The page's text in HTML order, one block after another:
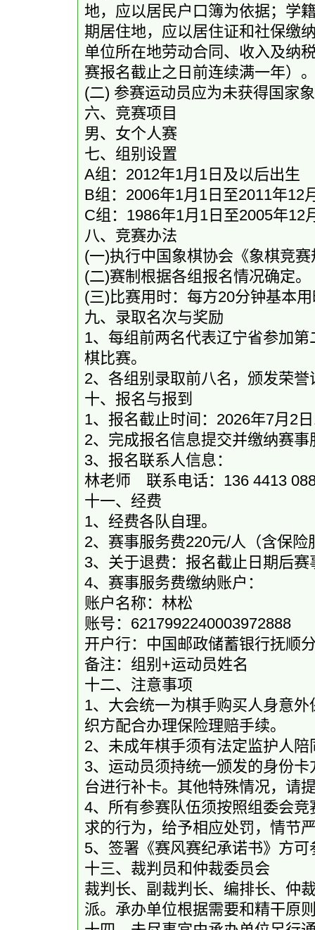
地，应以居民户口簿为依据；学
期居住地，应以居住证和社保缴
单位所在地劳动合同、收入及纳
赛报名截止之日前连续满一年）
(二) 参赛运动员应为未获得国家
六、竞赛项目
男、女个人赛
七、组别设置
A组：2012年1月1日及以后出生
B组：2006年1月1日至2011年12
C组：1986年1月1日至2005年12
八、竞赛办法
(一)执行中国象棋协会《象棋竞
(二)赛制根据各组报名情况确定。
(三)比赛用时：每方20分钟基本
九、录取名次与奖励
1、每组前两名代表辽宁省参加
棋比赛。
2、各组别录取前八名，颁发荣誉
十、报名与报到
1、报名截止时间：2026年7月2
2、完成报名信息提交并缴纳赛
3、报名联系人信息：
林老师 联系电话：136 4413
十一、经费
1、经费各队自理。
2、赛事服务费220元/人（含保
3、关于退费：报名截止日期后
4、赛事服务费缴纳账户：
账户名称：林松
账号：6217992240003972888
开户行：中国邮政储蓄银行抚顺
备注：组别+运动员姓名
十二、注意事项
1、大会统一为棋手购买人身意
织方配合办理保险理赔手续。
2、未成年棋手须有法定监护人陪
3、运动员须持统一颁发的身份
台进行补卡。其他特殊情况，请
4、所有参赛队伍须按照组委会
求的行为，给予相应处罚，情节
5、签署《赛风赛纪承诺书》方
十三、裁判员和仲裁委员会
裁判长、副裁判长、编排长、仲
派。承办单位根据需要和精干原